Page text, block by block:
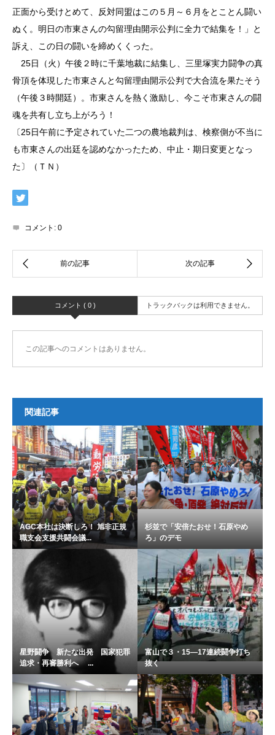
正面から受けとめて、反対同盟はこの５月～６月をとことん闘い
ぬく。明日の市東さんの勾留理由開示公判に全力で結集を！」と
訴え、この日の闘いを締めくくった。
25日（火）午後２時に千葉地裁に結集し、三里塚実力闘争の真
骨頂を体現した市東さんと勾留理由開示公判で大合流を果たそう
（午後３時開廷）。市東さんを熱く激励し、今こそ市東さんの闘
魂を共有し立ち上がろう！
〔25日午前に予定されていた二つの農地裁判は、検察側が不当に
も市東さんの出廷を認めなかったため、中止・期日変更となっ
た〕（ＴＮ）
コメント: 0
コメント ( 0 ) トラックバックは利用できません。
この記事へのコメントはありません。
関連記事
AGC本社は決断しろ！ 旭非正規
職支会支援共闘会議...
杉並で「安倍たおせ！石原やめ
ろ」のデモ
星野闘争 新たな出発 国家犯罪
追求・再審勝利へ ...
富山で３・15―17連続闘争打ち
抜く